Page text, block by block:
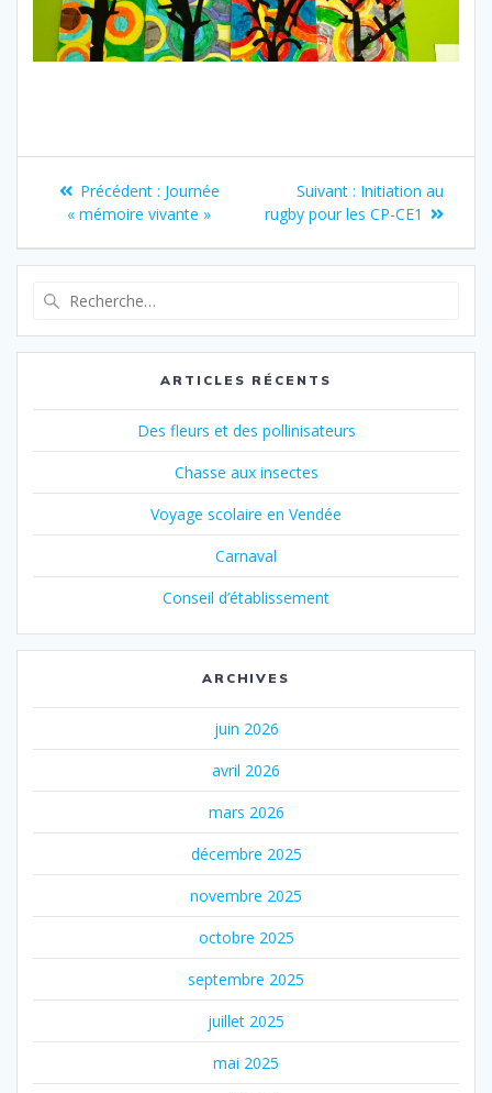
Navigation
l’article
Précédent : Article
précédent
Journée
« mémoire vivante »
Suivant : Article
suivant
Initiation au
rugby pour les CP-CE1
:
ARTICLES RÉCENTS
Des fleurs et des pollinisateurs
Chasse aux insectes
Voyage scolaire en Vendée
Carnaval
Conseil d’établissement
ARCHIVES
juin 2026
avril 2026
mars 2026
décembre 2025
novembre 2025
octobre 2025
septembre 2025
juillet 2025
mai 2025